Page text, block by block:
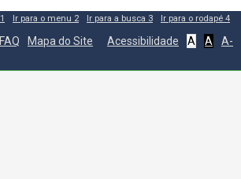
1 Ir para o menu 2 Ir para a busca 3 Ir para o rodapé 4
FAQ Mapa do Site Acessibilidade A A A-